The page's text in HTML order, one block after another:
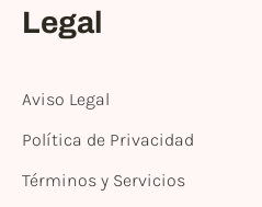
Legal
Aviso Legal
Política de Privacidad
Términos y Servicios